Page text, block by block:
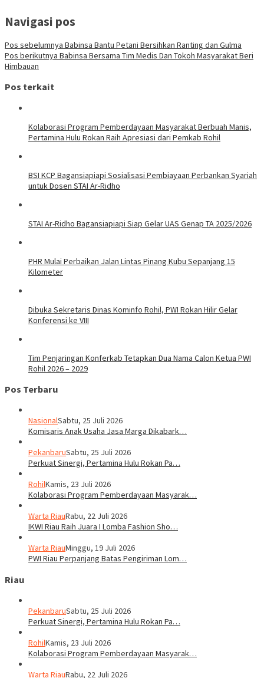
Navigasi pos
Pos sebelumnya Babinsa Bantu Petani Bersihkan Ranting dan Gulma
Pos berikutnya Babinsa Bersama Tim Medis Dan Tokoh Masyarakat Beri
Himbauan
Pos terkait
Kolaborasi Program Pemberdayaan Masyarakat Berbuah Manis,
Pertamina Hulu Rokan Raih Apresiasi dari Pemkab Rohil
BSI KCP Bagansiapiapi Sosialisasi Pembiayaan Perbankan Syariah
untuk Dosen STAI Ar-Ridho
STAI Ar-Ridho Bagansiapiapi Siap Gelar UAS Genap TA 2025/2026
PHR Mulai Perbaikan Jalan Lintas Pinang Kubu Sepanjang 15
Kilometer
Dibuka Sekretaris Dinas Kominfo Rohil, PWI Rokan Hilir Gelar
Konferensi ke VIII
Tim Penjaringan Konferkab Tetapkan Dua Nama Calon Ketua PWI
Rohil 2026 – 2029
Pos Terbaru
NasionalSabtu, 25 Juli 2026
Komisaris Anak Usaha Jasa Marga Dikabark…
PekanbaruSabtu, 25 Juli 2026
Perkuat Sinergi, Pertamina Hulu Rokan Pa…
RohilKamis, 23 Juli 2026
Kolaborasi Program Pemberdayaan Masyarak…
Warta RiauRabu, 22 Juli 2026
IKWI Riau Raih Juara I Lomba Fashion Sho…
Warta RiauMinggu, 19 Juli 2026
PWI Riau Perpanjang Batas Pengiriman Lom…
Riau
PekanbaruSabtu, 25 Juli 2026
Perkuat Sinergi, Pertamina Hulu Rokan Pa…
RohilKamis, 23 Juli 2026
Kolaborasi Program Pemberdayaan Masyarak…
Warta RiauRabu, 22 Juli 2026